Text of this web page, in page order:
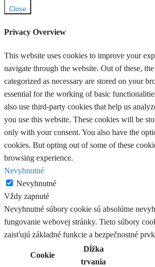
Close
Privacy Overview
This website uses cookies to improve your
navigate through the website. Out of these,
categorized as necessary are stored on your
essential for the working of basic
also use third-party cookies that help us
you use this website. These cookies will be
only with your consent. You also have the
cookies. But opting out of some of these
browsing experience.
Nevyhnutné
Nevyhnutné
Vždy zapnuté
Nevyhnutné súbory cookie sú absolútne
fungovanie webovej stránky. Tieto súbory
zaisťujú základné funkcie a bezpečnostné
Cookie
Dĺžka
trvania